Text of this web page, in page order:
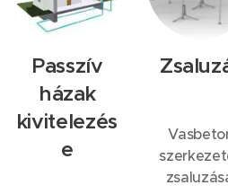
Passzív
házak
kivitelezés
e